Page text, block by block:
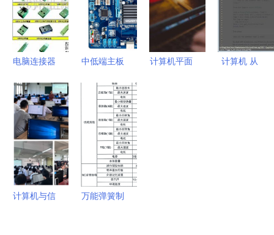
务，也是一
种增益型生
态！
(JF-
J525AM(图)】
价格,厂家,
电脑产品,
深圳市九丰
通达科技-
电脑连接器
连接你的数
字未来 ✦多
图预览✦◈
厂家直销✦
代理代办一
键直达
中低端主板
2025年性
价比之王推
荐与采购指
南
计算机平面
计算机 从
计算机与信
万能弹簧制